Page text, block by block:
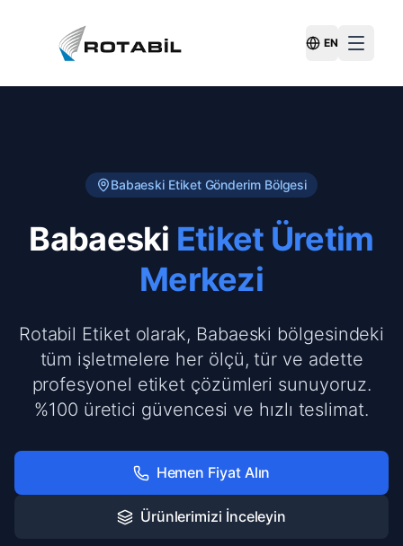
Switch
EN
Babaeski Etiket Gönderim Bölgesi
Babaeski Etiket Üretim
Merkezi
Rotabil Etiket olarak, Babaeski bölgesindeki
tüm işletmelere her ölçü, tür ve adette
profesyonel etiket çözümleri sunuyoruz.
%100 üretici güvencesi ve hızlı teslimat.
Hemen Fiyat Alın
Ürünlerimizi İnceleyin